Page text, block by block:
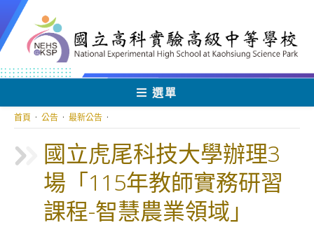
轉
至
要
容
選單
國立虎尾科技大學辦理3
場「115年教師實務研習
課程-智慧農業領域」
首頁 · 公告 · 最新公告 ·